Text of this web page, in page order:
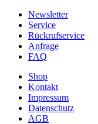
Newsletter
Service
Rückrufservice
Anfrage
FAQ
Shop
Kontakt
Impressum
Datenschutz
AGB